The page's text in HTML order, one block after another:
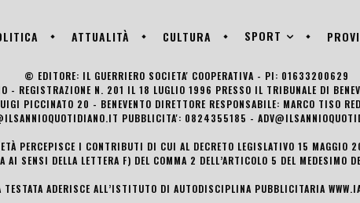
ATTUALITÀ CULTURA SPORT
© EDITORE: IL GUERRIERO SOCIETA' COOPERATIVA - PI: 01633200629
- REGISTRAZIONE N. 201 IL 18 LUGLIO 1996 PRESSO IL TRIBUNALE DI
PICCINATO 20 - BENEVENTO DIRETTORE RESPONSABILE: MARCO TISO
PUBBLICITA': 0824355185 -
PERCEPISCE I CONTRIBUTI DI CUI AL DECRETO LEGISLATIVO 15 MAGGIO
AI SENSI DELLA LETTERA F) DEL COMMA 2 DELL’ARTICOLO 5 DEL MEDESIMO
TESTATA ADERISCE ALL’ISTITUTO DI AUTODISCIPLINA PUBBLICITARIA